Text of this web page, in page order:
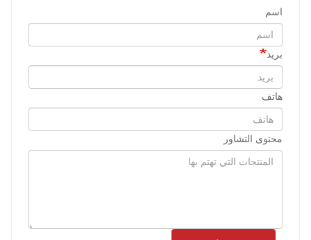
اسم
بريد
هاتف
محتوى التشاور